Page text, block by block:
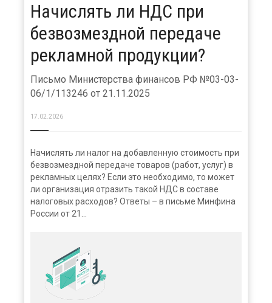
Начислять ли НДС при
безвозмездной передаче
рекламной продукции?
Письмо Министерства финансов РФ №03-03-
06/1/113246 от 21.11.2025
17.02.2026
Начислять ли налог на добавленную стоимость при
безвозмездной передаче товаров (работ, услуг) в
рекламных целях? Если это необходимо, то может
ли организация отразить такой НДС в составе
налоговых расходов? Ответы – в письме Минфина
России от 21...